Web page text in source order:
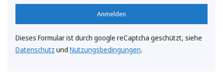
Anmelden
Dieses Formular ist durch google reCaptcha geschützt, siehe
Datenschutz und Nutzungsbedingungen.